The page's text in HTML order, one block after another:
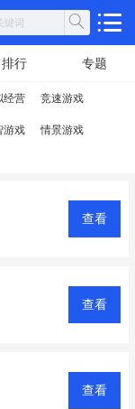
排行 专题
经营 竞速游戏
游戏 情景游戏
查看
查看
查看